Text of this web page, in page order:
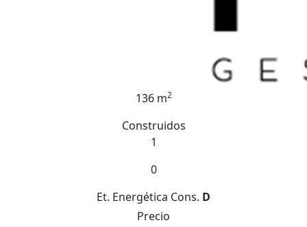
136 m2
Construidos
1
0
Et. Energética Cons. D
Precio